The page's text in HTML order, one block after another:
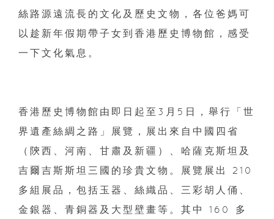
絲路源遠流長的文化及歷史文物， 各位爸媽可
以趁新年假期帶子女到香港歷史博物館， 感受
一下文化氣息。
香港歷史博物館由即日起至3月5日，舉行「 世
界遺產絲綢之路」展覽，展出來自中國四省
（陝西、河南、 甘肅及新疆）、哈薩克斯坦及
吉爾吉斯斯坦三國的珍貴文物。
展覽展出 210
多組展品，包括玉器、絲織品、三彩胡人俑、
金銀器、 青銅器及大型壁畫等。其中 160 多